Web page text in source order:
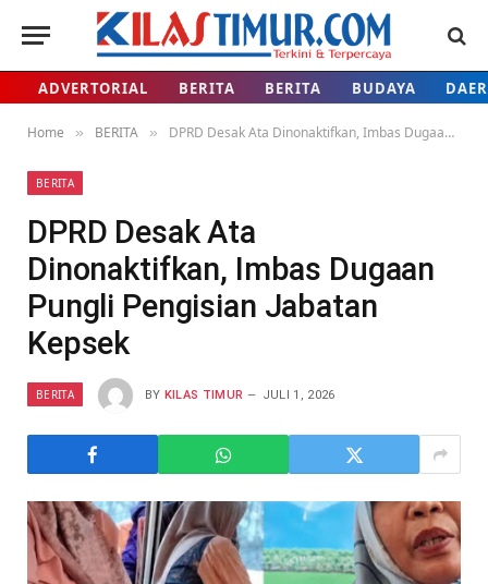
ADVERTORIAL BERITA BERITA BUDAYA
Home » BERITA » DPRD Desak Ata Dinonaktifkan, Imbas Dugaan Pungli Pengisian Jabatan Kepsek
BERITA
DPRD Desak Ata
Dinonaktifkan, Imbas Dugaan
Pungli Pengisian Jabatan
Kepsek
BERITA BY KILAS TIMUR JULI 1, 2026